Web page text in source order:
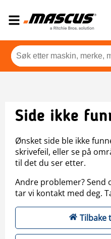
Side ikke
Ønsket side ble ikke
skrivefeil, eller se på
til det du ser etter.
Andre problemer? Send
tar vi kontakt med deg.
Tilbake